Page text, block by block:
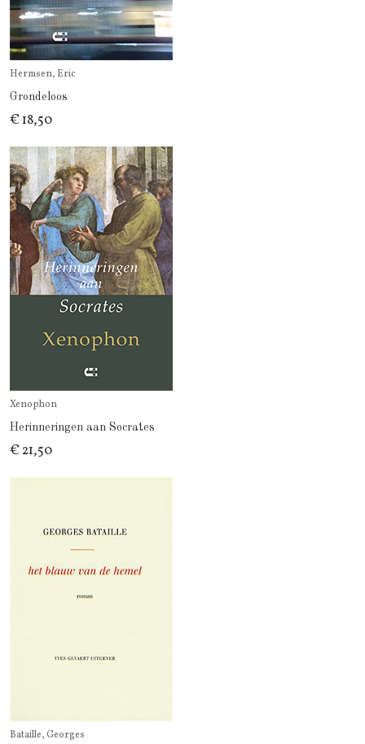
Hermsen, Eric
Grondeloos
€ 18,50
Xenophon
Herinneringen aan Socrates
€ 21,50
Bataille, Georges